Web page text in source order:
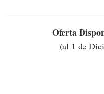
Oferta
(al 1 de